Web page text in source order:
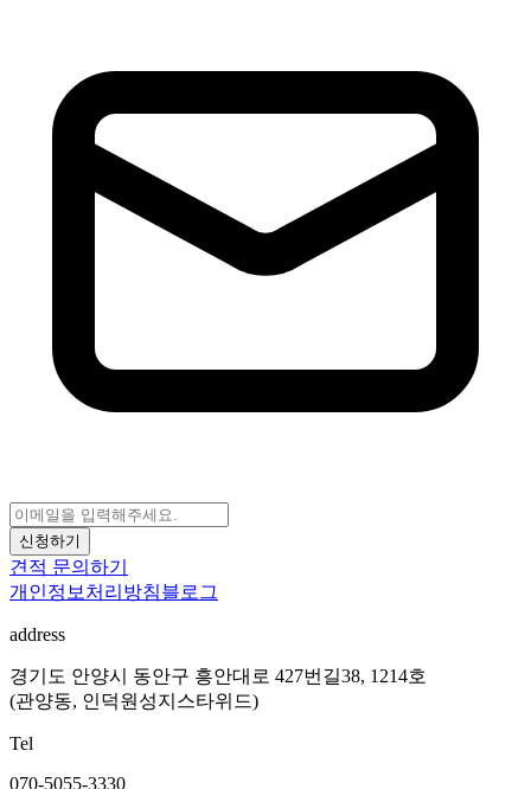
신청하기
견적 문의하기
개인정보처리방침블로그
address
경기도 안양시 동안구 흥안대로 427번길38, 1214호
(관양동, 인덕원성지스타위드)
Tel
070-5055-3330